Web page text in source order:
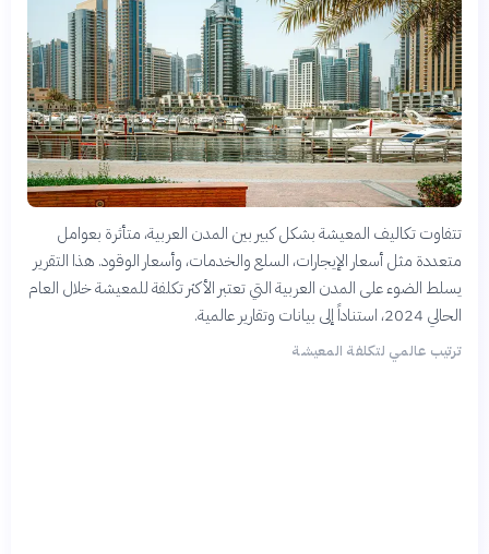
تتفاوت تكاليف المعيشة بشكل كبير بين المدن العربية، متأثرة بعوامل
متعددة مثل أسعار الإيجارات، السلع والخدمات، وأسعار الوقود. هذا التقرير
يسلط الضوء على المدن العربية التي تعتبر الأكثر تكلفة للمعيشة خلال العام
الحالي 2024، استناداً إلى بيانات وتقارير عالمية.
ترتيب عالمي لتكلفة المعيشة